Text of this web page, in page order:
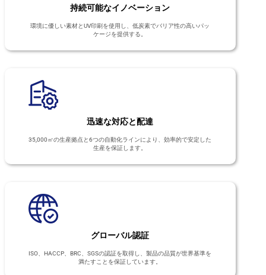
持続可能なイノベーション
環境に優しい素材とUV印刷を使用し、低炭素でバリア性の高いパッ
ケージを提供する。
迅速な対応と配達
35,000㎡の生産拠点と6つの自動化ラインにより、効率的で安定した
生産を保証します。
グローバル認証
ISO、HACCP、BRC、SGSの認証を取得し、製品の品質が世界基準を
満たすことを保証しています。